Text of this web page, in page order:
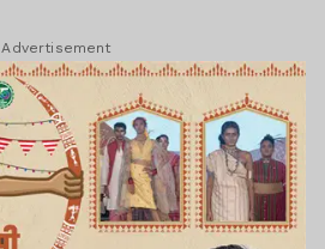
Advertisement